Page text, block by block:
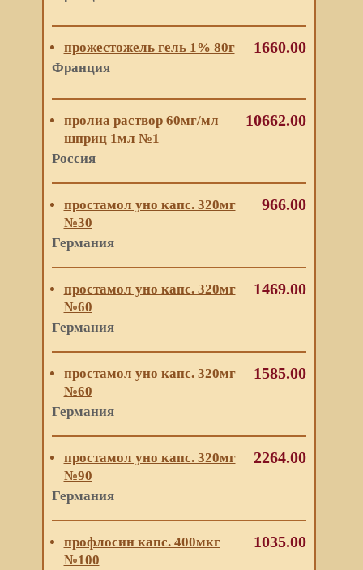
прожестожель гель 1% 80г
Франция
1660.00
пролиа раствор 60мг/мл
шприц 1мл №1
Россия
10662.00
простамол уно капс. 320мг
№30
Германия
966.00
простамол уно капс. 320мг
№60
Германия
1469.00
простамол уно капс. 320мг
№60
Германия
1585.00
простамол уно капс. 320мг
№90
Германия
2264.00
профлосин капс. 400мкг
№100
1035.00